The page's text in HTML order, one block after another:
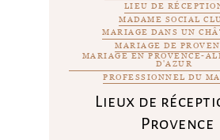
LIEU DE
MADAME SOCIAL
MARIAGE DANS UN
MARIAGE DE
MARIAGE EN PROVENCE-
D'AZUR
PROFESSIONNEL DU
Lieux de
Provence